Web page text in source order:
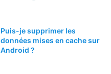
Puis-je supprimer les
données mises en cache sur
Android ?